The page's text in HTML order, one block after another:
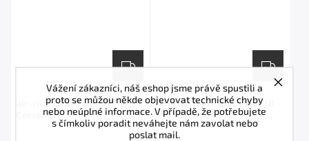
Vážení zákazníci, náš eshop jsme právě spustili a
proto se můžou někde objevovat technické chyby
nebo neúplné informace. V případě, že potřebujete
s čímkoliv poradit neváhejte nám zavolat nebo
poslat mail.
air-ride BASIC kit - VW
Corrado
air-ride BEST PRICE kit F/R -
VW Corrado